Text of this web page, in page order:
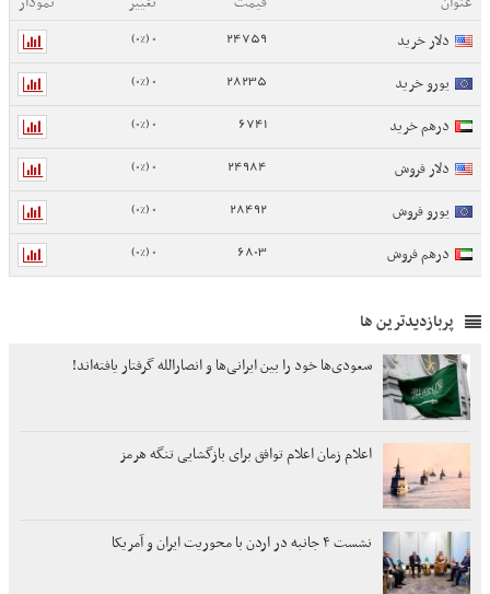
دلار خرید
24759
0 (0%)
یورو خرید 28235
0 (0%)
درهم خرید 6741
0 (0%)
دلار فروش 24984
0 (0%)
یورو فروش 28492
0 (0%)
درهم فروش 6803
0 (0%)
پربازدیدترین ها
سعودی‌ها خود را بین ایرانی‌ها و انصارالله گرفتار یافته‌اند!
اعلام زمان اعلام توافق برای بازگشایی تنگه هرمز
نشست ۴ جانبه در اردن با محوریت ایران و آمریکا